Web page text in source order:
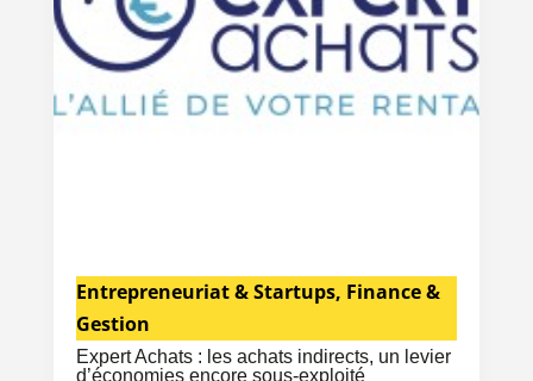
Expert Achats : les achats indirects, un levier
d’économies encore sous-exploité
Entrepreneuriat & Startups, Finance &
Gestion